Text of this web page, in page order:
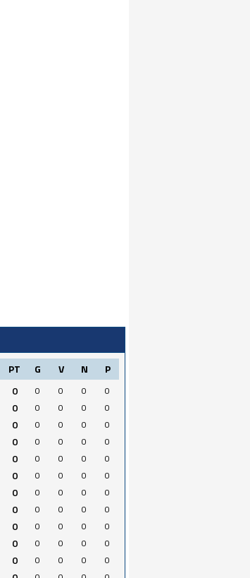
PT G V N P
0 0 0 0
0
0 0 0 0
0
0 0 0 0
0
0 0 0 0
0
0 0 0 0
0
0 0 0 0
0
0 0 0 0
0
0 0 0 0
0
0 0 0 0
0
0 0 0 0
0
0 0 0 0
0